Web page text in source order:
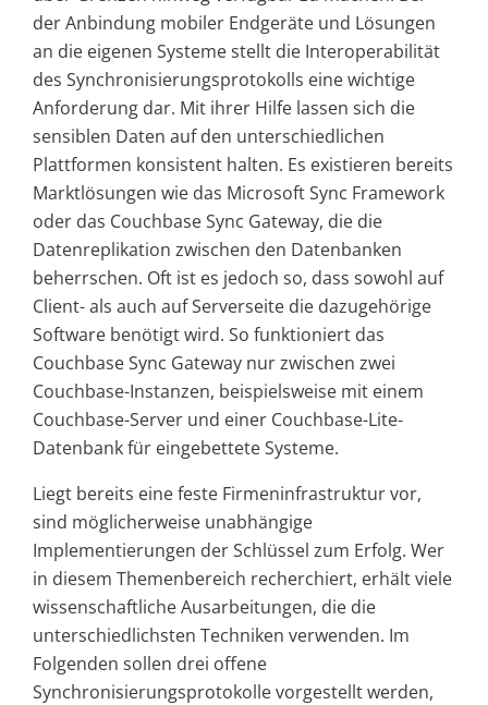
der Anbindung mobiler Endgeräte und Lösungen
an die eigenen Systeme stellt die Interoperabilität
des Synchronisierungsprotokolls eine wichtige
Anforderung dar. Mit ihrer Hilfe lassen sich die
sensiblen Daten auf den unterschiedlichen
Plattformen konsistent halten. Es existieren bereits
Marktlösungen wie das Microsoft Sync Framework
oder das Couchbase Sync Gateway, die die
Datenreplikation zwischen den Datenbanken
beherrschen. Oft ist es jedoch so, dass sowohl auf
Client- als auch auf Serverseite die dazugehörige
Software benötigt wird. So funktioniert das
Couchbase Sync Gateway nur zwischen zwei
Couchbase-Instanzen, beispielsweise mit einem
Couchbase-Server und einer Couchbase-Lite-
Datenbank für eingebettete Systeme.
Liegt bereits eine feste Firmeninfrastruktur vor,
sind möglicherweise unabhängige
Implementierungen der Schlüssel zum Erfolg. Wer
in diesem Themenbereich recherchiert, erhält viele
wissenschaftliche Ausarbeitungen, die die
unterschiedlichsten Techniken verwenden. Im
Folgenden sollen drei offene
Synchronisierungsprotokolle vorgestellt werden,